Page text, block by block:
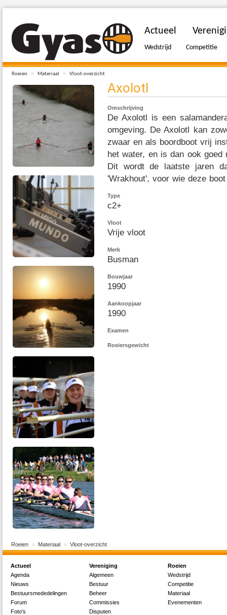
Roeien » Materiaal » Vloot-overzicht
Actueel
Wedstrijd Competitie
Axolotl
Omschrijving
De Axolotl is een
omgeving. De Axolotl kan
zwaar en als boordboot vrij
het water, en is dan ook
Dit wordt de laatste jaren
'Wrakhout', voor wie deze
Type
c2+
Vloot
Vrije vloot
Merk
Busman
Bouwjaar
1990
Aankoopjaar
1990
Examen
Roeiersgewicht
Roeien Materiaal Vloot-overzicht
Actueel
Agenda
Nieuws
Bestuursmededelingen
Forum
Foto's
Vereniging
Algemeen
Bestuur
Beheer
Commissies
Disputen
Roeien
Wedstrijd
Competitie
Materiaal
Evenementen